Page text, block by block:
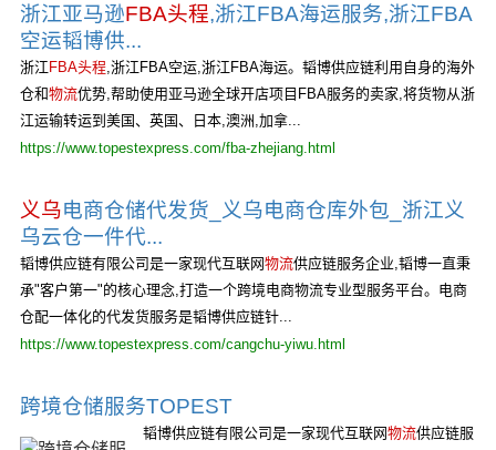
浙江亚马逊FBA头程,浙江FBA海运服务,浙江FBA
空运韬博供...
浙江 FBA头程,浙江FBA空运,浙江FBA海运。韬博供应链利用自身的海外
仓和物流优势,帮助使用亚马逊全球开店项目FBA服务的卖家,将货物从浙
江运输转运到美国、英国、日本,澳洲,加拿...
https://www.topestexpress.com/fba-zhejiang.html
义乌电商仓储代发货_义乌电商仓库外包_浙江义
乌云仓一件代...
韬博供应链有限公司是一家现代互联网物流供应链服务企业,韬博一直秉
承"客户第一"的核心理念,打造一个跨境电商物流专业型服务平台。电商
仓配一体化的代发货服务是韬博供应链针...
https://www.topestexpress.com/cangchu-yiwu.html
跨境仓储服务TOPEST
韬博供应链有限公司是一家现代互联网物流供应链服